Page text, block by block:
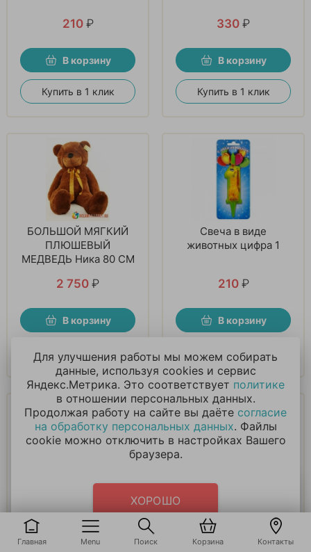
Главная Menu Поиск Корзина Контакты
210 ₽
В корзину
Купить в 1 клик
330 ₽
В корзину
Купить в 1 клик
БОЛЬШОЙ МЯГКИЙ
ПЛЮШЕВЫЙ
МЕДВЕДЬ Ника 80 СМ
2 750 ₽
В корзину
Свеча в виде
животных цифра 1
210 ₽
В корзину
Купить в 1 клик
210₽ 165
Для улучшения работы мы можем собирать
данные, используя cookies и сервис
Яндекс.Метрика. Это соответствует политике
в отношении персональных данных.
Продолжая работу на сайте вы даёте согласие
на обработку персональных данных. Файлы
cookie можно отключить в настройках Вашего
браузера.
ХОРОШО